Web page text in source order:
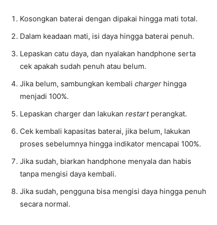
Kosongkan baterai dengan dipakai hingga mati total.
Dalam keadaan mati, isi daya hingga baterai penuh.
Lepaskan catu daya, dan nyalakan handphone serta
cek apakah sudah penuh atau belum.
Jika belum, sambungkan kembali charger hingga
menjadi 100%.
Lepaskan charger dan lakukan restartperangkat.
Cek kembali kapasitas baterai, jika belum, lakukan
proses sebelumnya hingga indikator mencapai 100%.
Jika sudah, biarkan handphone menyala dan habis
tanpa mengisi daya kembali.
Jika sudah, pengguna bisa mengisi daya hingga penuh
secara normal.